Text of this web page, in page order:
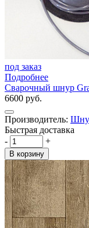
под заказ
Подробнее
Сварочный шнур
6600 руб.
Производитель:
Быстрая доставка
-
+
В корзину